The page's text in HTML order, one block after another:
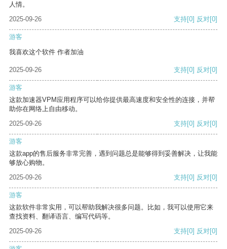
人情。
2025-09-26
支持[0] 反对[0]
游客
我喜欢这个软件 作者加油
2025-09-26 支持[0] 反对[0]
游客
这款加速器VPM应用程序可以给你提供最高速度和安全性的连接，并帮
助你在网络上自由移动。
2025-09-26
支持[0] 反对[0]
游客
这款app的售后服务非常完善，遇到问题总是能够得到妥善解决，让我能
够放心购物。
2025-09-26
支持[0] 反对[0]
游客
这款软件非常实用，可以帮助我解决很多问题。比如，我可以使用它来
查找资料、翻译语言、编写代码等。
2025-09-26
支持[0] 反对[0]